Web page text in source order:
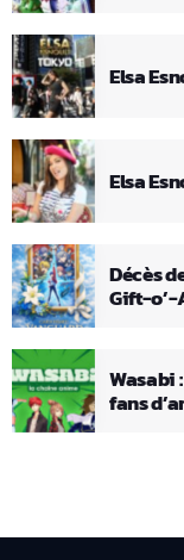
Elsa
Elsa
Décès
Gift-
Wasabi
fans